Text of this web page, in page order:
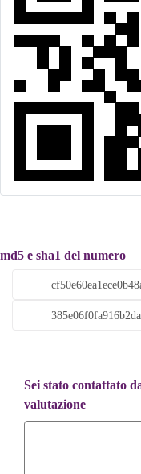
md5 e sha1 del numero
Sei stato contattato
valutazione